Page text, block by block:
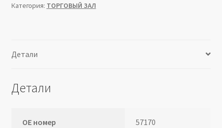
Категория: ТОРГОВЫЙ ЗАЛ
Детали
Детали
ОЕ номер 57170